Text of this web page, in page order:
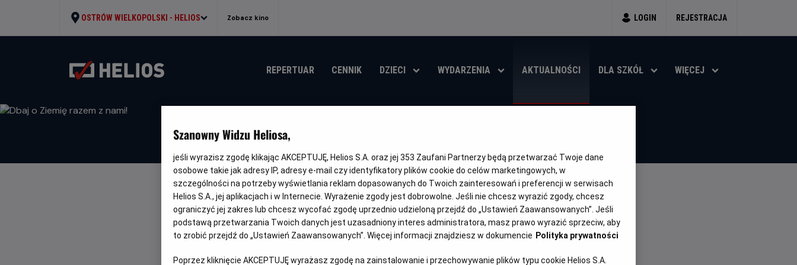
OSTRÓW WIELKOPOLSKI - HELIOS Zobacz kino LOGIN REJESTRACJA
REPERTUAR CENNIK DZIECI WYDARZENIA AKTUALNOŚCI DLA SZKÓŁ WIĘCEJ
DBAJ O ZIEMIĘ RAZEM Z NAMI!
WRÓĆ DO AKTUALNOŚCI
Szanowny Widzu Heliosa,
jeśli wyrazisz zgodę klikając AKCEPTUJĘ, Helios S.A. oraz jej 353 Zaufani Partnerzy będą przetwarzać Twoje dane
osobowe takie jak adresy IP, adresy e-mail czy identyfikatory plików cookie do celów marketingowych, w
szczególności na potrzeby wyświetlania reklam dopasowanych do Twoich zainteresowań i preferencji w serwisach
Helios S.A., jej aplikacjach i w Internecie. Wyrażenie zgody jest dobrowolne. Jeśli nie chcesz wyrazić zgody, chcesz
ograniczyć jej zakres lub chcesz wycofać zgodę uprzednio udzieloną przejdź do „Ustawień Zaawansowanych”. Jeśli
podstawą przetwarzania Twoich danych jest uzasadniony interes administratora, masz prawo wyrazić sprzeciw, aby
to zrobić przejdź do „Ustawień Zaawansowanych”. Więcej informacji znajdziesz w dokumencie Polityka prywatności
Poprzez kliknięcie AKCEPTUJĘ wyrażasz zgodę na zainstalowanie i przechowywanie plików typu cookie Helios S.A.